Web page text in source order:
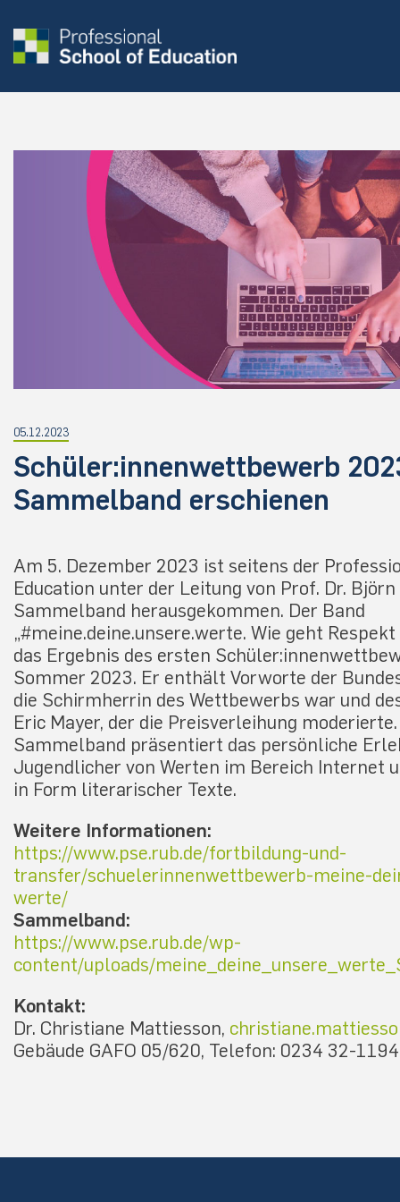
05.12.2023
Schüler:innenwettbewerb
Sammelband erschienen
Am 5. Dezember 2023 ist seitens der
Education unter der Leitung von Prof. Dr.
Sammelband herausgekommen. Der Band
„#meine.deine.unsere.werte. Wie geht
das Ergebnis des ersten
Sommer 2023. Er enthält Vorworte der
die Schirmherrin des Wettbewerbs war und
Eric Mayer, der die Preisverleihung
Sammelband präsentiert das persönliche
Jugendlicher von Werten im Bereich Internet
in Form literarischer Texte.
Weitere Informationen:
https://www.pse.rub.de/fortbildung-und-
transfer/schuelerinnenwettbewerb-meine-
werte/
Sammelband:
https://www.pse.rub.de/wp-
content/uploads/
Kontakt:
Dr. Christiane Mattiesson,
Gebäude GAFO 05/620, Telefon: 0234 32-